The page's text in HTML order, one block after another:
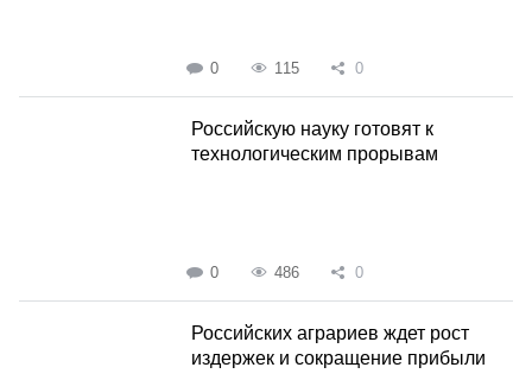
0 115 0
Российскую науку готовят к
технологическим прорывам
0 486 0
Российских аграриев ждет рост
издержек и сокращение прибыли